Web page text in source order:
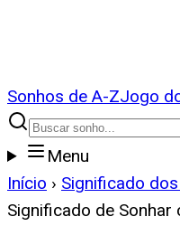
Sonhos de A-ZJogo
Menu
Início › Significado
Significado de Sonhar